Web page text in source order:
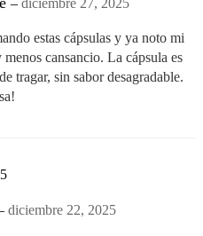
– diciembre 27, 2025
estas cápsulas y ya noto mi
menos cansancio. La cápsula es
tragar, sin sabor desagradable.
diciembre 22, 2025